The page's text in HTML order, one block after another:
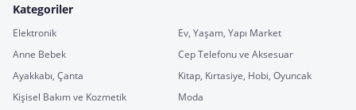
Kategoriler
Elektronik
Ev, Yaşam, Yapı Market
Anne Bebek
Cep Telefonu ve Aksesuar
Ayakkabı, Çanta
Kitap, Kırtasiye, Hobi, Oyuncak
Kişisel Bakım ve Kozmetik
Moda